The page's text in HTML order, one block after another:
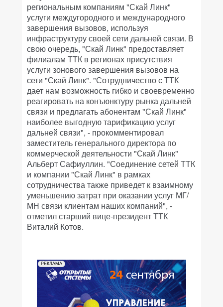
региональным компаниям "Скай Линк"
услуги междугородного и международного
завершения вызовов, используя
инфраструктуру своей сети дальней связи. В
свою очередь, "Скай Линк" предоставляет
филиалам ТТК в регионах присутствия
услуги зонового завершения вызовов на
сети "Скай Линк". "Сотрудничество с ТТК
дает нам возможность гибко и своевременно
реагировать на конъюнктуру рынка дальней
связи и предлагать абонентам "Скай Линк"
наиболее выгодную тарификацию услуг
дальней связи", - прокомментировал
заместитель генерального директора по
коммерческой деятельности "Скай Линк"
Альберт Сафиуллин. "Соединение сетей ТТК
и компании "Скай Линк" в рамках
сотрудничества также приведет к взаимному
уменьшению затрат при оказании услуг МГ/
МН связи клиентам наших компаний", -
отметил старший вице-президент ТТК
Виталий Котов.
РЕКЛАМА